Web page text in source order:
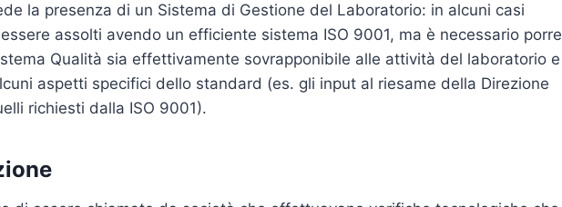
la presenza di un Sistema di Gestione del Laboratorio: in alcuni casi
assolti avendo un efficiente sistema ISO 9001, ma è necessario porre
Qualità sia effettivamente sovrapponibile alle attività del laboratorio e
aspetti specifici dello standard (es. gli input al riesame della Direzione
richiesti dalla ISO 9001).